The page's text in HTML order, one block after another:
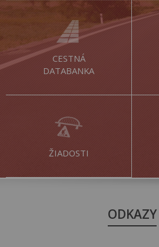
CESTNÁ
DATABANKA
ŽIADOSTI
ODKAZY